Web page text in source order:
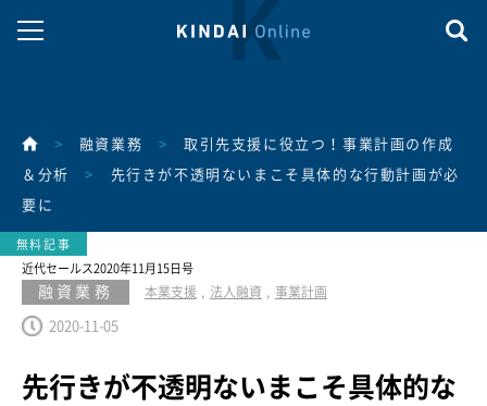
> 融資業務 > 取引先支援に役立つ！事業計画の作成
＆分析 > 先行きが不透明ないまこそ具体的な行動計画が必
要に
近代セールス2020年11月15日号
融資業務 本業支援 法人融資 事業計画
2020-11-05
先行きが不透明ないまこそ具体的な